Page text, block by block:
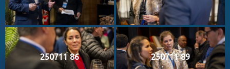
250711 86 250711 89